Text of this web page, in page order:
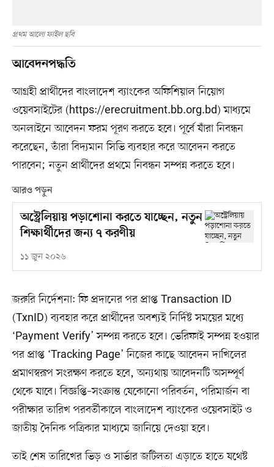
প্রথম আলো ফাইল ছবি
আবেদনপদ্ধতি
আগ্রহী প্রার্থীদের বাংলাদেশ ব্যাংকের অফিশিয়াল নিয়োগ
ওয়েবসাইটের (https://erecruitment.bb.org.bd) মাধ্যমে
অনলাইনে আবেদন ফরম পূরণ করতে হবে। পূর্বে যাঁরা নিবন্ধন
করেছেন, তাঁরা বিদ্যমান সিভি ব্যবহার করে আবেদন করতে
পারবেন; নতুন প্রার্থীদের প্রথমে নিবন্ধন সম্পন্ন করতে হবে।
আরও পড়ুন
অস্ট্রেলিয়ায় পড়াশোনা করতে যাচ্ছেন, নতুন
শিক্ষার্থীদের জন্য ৭ করণীয়
১১ জুন ২০২৬
জরুরি নির্দেশনা: ফি প্রদানের পর প্রাপ্ত Transaction ID
(TxnID) ব্যবহার করে প্রার্থীদের অবশ্যই নির্দিষ্ট সময়ের মধ্যে
‘Payment Verify’ সম্পন্ন করতে হবে। ভেরিফাই সম্পন্ন হওয়ার
পর প্রাপ্ত ‘Tracking Page’ নিজের কাছে আবেদন দাখিলের
প্রমাণস্বরূপ সংরক্ষণ করতে হবে, অন্যথায় আবেদনটি অসম্পূর্ণ
থেকে যাবে। বিজ্ঞপ্তি–সংক্রান্ত যেকোনো পরিবর্তন, পরিমার্জন বা
পরীক্ষার তারিখ পরবর্তীকালে বাংলাদেশ ব্যাংকের ওয়েবসাইট ও
জাতীয় দৈনিক পত্রিকার মাধ্যমে জানিয়ে দেওয়া হবে।
তাই শেষ তারিখের ভিড় ও সার্ভার জটিলতা এড়াতে হাতে যথেষ্ট